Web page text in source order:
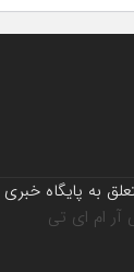
به پایگاه خبری
آر ام ای تی